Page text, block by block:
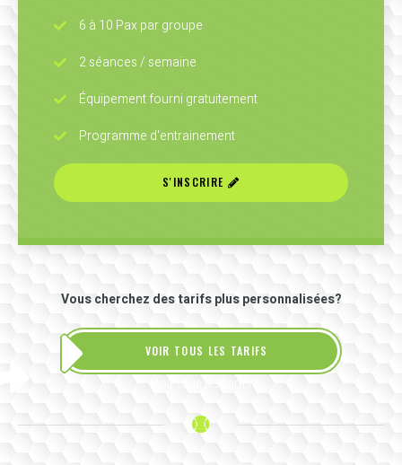
6 à 10 Pax par groupe
2 séances / semaine
Équipement fourni gratuitement
Programme d'entrainement
S'INSCRIRE
Vous cherchez des tarifs plus personnalisées?
VOIR TOUS LES TARIFS